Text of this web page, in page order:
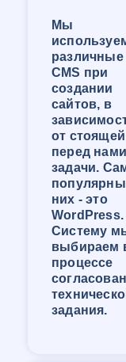
Компания
сайт,
решающий
сайтов
Сайт-визитка
сайтов.
практически
примитивного
перечнем
количеством
Сайт-визитка
при его
продумать
воронку
пользования.
Мы
различные
CMS при
создании
сайтов, в
от стоящей
перед нами
задачи.
них - это
WordPress.
Систему
выбираем
процессе
задания.